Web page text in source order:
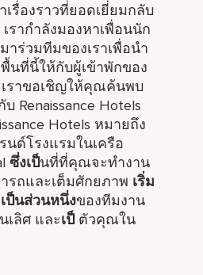
รื่องราวที่ยอดเยี่ยมกลับ
รากำลังมองหาเพื่อนนัก
าร่วมทีมของเราเพื่อนำ
ที่นี้ให้กับผู้เข้าพักของ
ราขอเชิญให้คุณค้นพบ
Renaissance Hotels
Hotels หมายถึง
นด์โรงแรมในเครือ
ซึ่งเป็นที่ที่คุณจะทำงาน
รถและเต็มศักยภาพ เริ่ม
เป็นส่วนหนึ่งของทีมงาน
เลิศ และเป็ ตัวคุณใน